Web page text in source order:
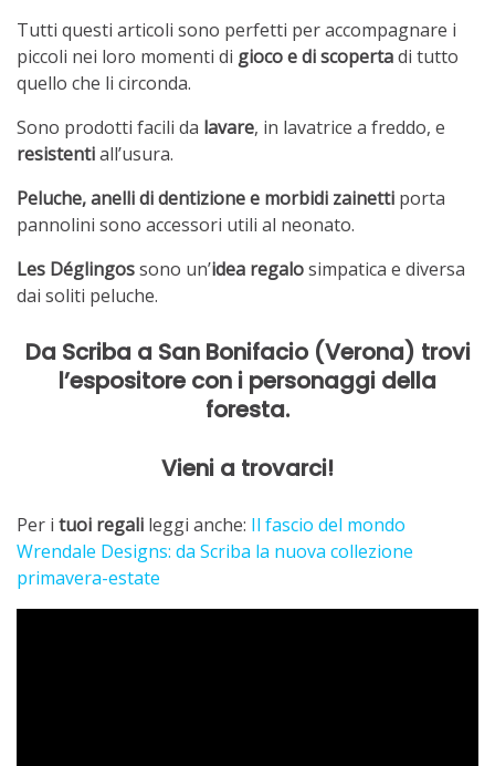
Tutti questi articoli sono perfetti per accompagnare i
piccoli nei loro momenti di gioco e di scopertadi tutto
quello che li circonda.
Sono prodotti facili da lavare, in lavatrice a freddo, e
resistentiall’usura.
Peluche, anelli di dentizione e morbidi zainetti porta
pannolini sono accessori utili al neonato.
Les Déglingossono un’idea regalosimpatica e diversa
dai soliti peluche.
Da Scriba a San Bonifacio (Verona) trovi
l’espositore con i personaggi della
foresta.
Vieni a trovarci!
Per i tuoi regali leggi anche: Il fascio del mondo
Wrendale Designs: da Scriba la nuova collezione
primavera-estate